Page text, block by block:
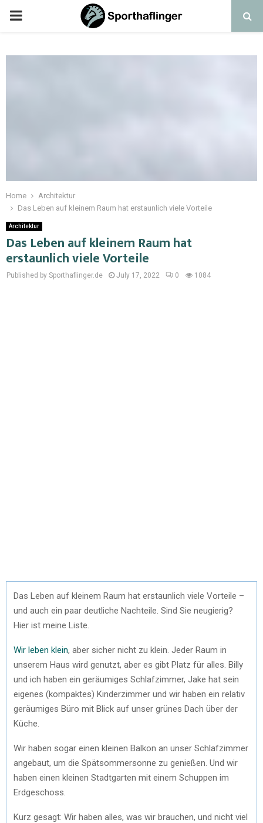
Home
Architektur
Das Leben auf kleinem Raum hat erstaunlich viele Vorteile
Architektur
Das Leben auf kleinem Raum hat
erstaunlich viele Vorteile
Published by Sporthaflinger.de July 17, 2022 0 1084
Das Leben auf kleinem Raum hat erstaunlich viele Vorteile –
und auch ein paar deutliche Nachteile. Sind Sie neugierig?
Hier ist meine Liste.
Wir leben klein, aber sicher nicht zu klein. Jeder Raum in
unserem Haus wird genutzt, aber es gibt Platz für alles. Billy
und ich haben ein geräumiges Schlafzimmer, Jake hat sein
eigenes (kompaktes) Kinderzimmer und wir haben ein relativ
geräumiges Büro mit Blick auf unser grünes Dach über der
Küche.
Wir haben sogar einen kleinen Balkon an unser Schlafzimmer
angebaut, um die Spätsommersonne zu genießen. Und wir
haben einen kleinen Stadtgarten mit einem Schuppen im
Erdgeschoss.
Kurz gesagt: Wir haben alles, was wir brauchen, und nicht viel